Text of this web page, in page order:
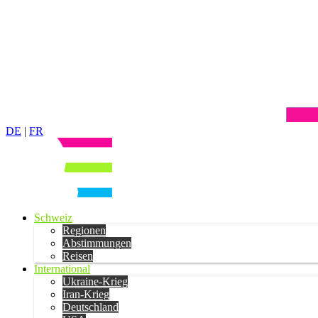
DE | FR
Schweiz
Regionen
Abstimmungen
Reisen
International
Ukraine-Krieg
Iran-Krieg
Deutschland